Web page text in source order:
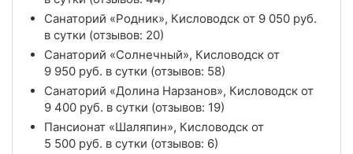
Санаторий «Родник», Кисловодск от 9 050 руб.
в сутки (отзывов: 20)
Санаторий «Солнечный», Кисловодск от
9 950 руб. в сутки (отзывов: 58)
Санаторий «Долина Нарзанов», Кисловодск от
9 400 руб. в сутки (отзывов: 19)
Пансионат «Шаляпин», Кисловодск от
5 500 руб. в сутки (отзывов: 6)